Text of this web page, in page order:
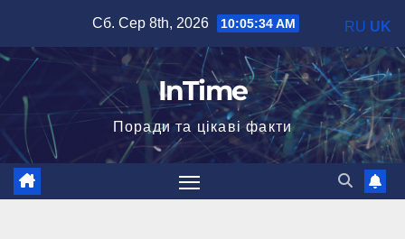
вмісту
Сб. Сер 8th, 2026 10:05:35 AM
InTime
Поради та цікаві факти
RU UK